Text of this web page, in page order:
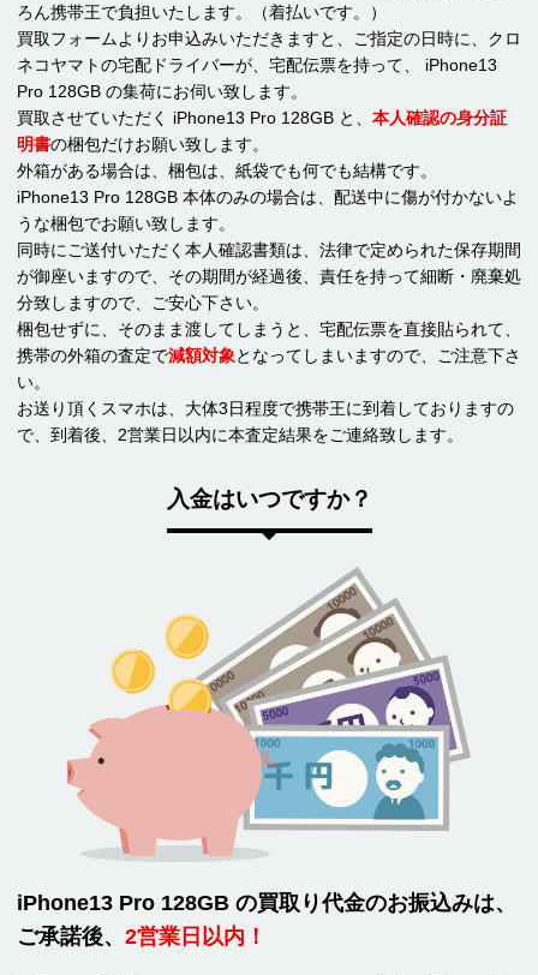
ろん携帯王で負担いたします。（着払いです。）
買取フォームよりお申込みいただきますと、ご指定の日時に、クロ
ネコヤマトの宅配ドライバーが、宅配伝票を持って、 iPhone13
Pro 128GB の集荷にお伺い致します。
買取させていただく iPhone13 Pro 128GB と、 本人確認の身分証
明書の梱包だけお願い致します。
外箱がある場合は、梱包は、紙袋でも何でも結構です。
iPhone13 Pro 128GB 本体のみの場合は、配送中に傷が付かないよ
うな梱包でお願い致します。
同時にご送付いただく本人確認書類は、法律で定められた保存期間
が御座いますので、その期間が経過後、責任を持って細断・廃棄処
分致しますので、ご安心下さい。
梱包せずに、そのまま渡してしまうと、宅配伝票を直接貼られて、
携帯の外箱の査定で減額対象となってしまいますので、ご注意下さ
い。
お送り頂くスマホは、大体3日程度で携帯王に到着しておりますの
で、到着後、2営業日以内に本査定結果をご連絡致します。
入金はいつですか？
iPhone13 Pro 128GB の買取り代金のお振込みは、
ご承諾後、 2営業日以内！